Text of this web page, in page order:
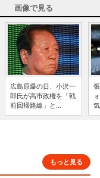
画像で見る
広島原爆の日、小沢一
郎氏が高市政権を「戦
前回帰路線」と...
もっと見る